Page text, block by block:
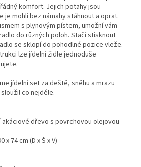
komfort. Jejich potahy jsou
mohli bez námahy stáhnout a oprat.
s plynovým pístem, umožní vám
do různých poloh. Stačí stisknout
se sklopí do pohodlné pozice vleže.
lze jídelní židle jednoduše
jídelní set za deště, sněhu a mrazu
co nejdéle.
akáciové dřevo s povrchovou olejovou
x 74 cm (D x Š x V)